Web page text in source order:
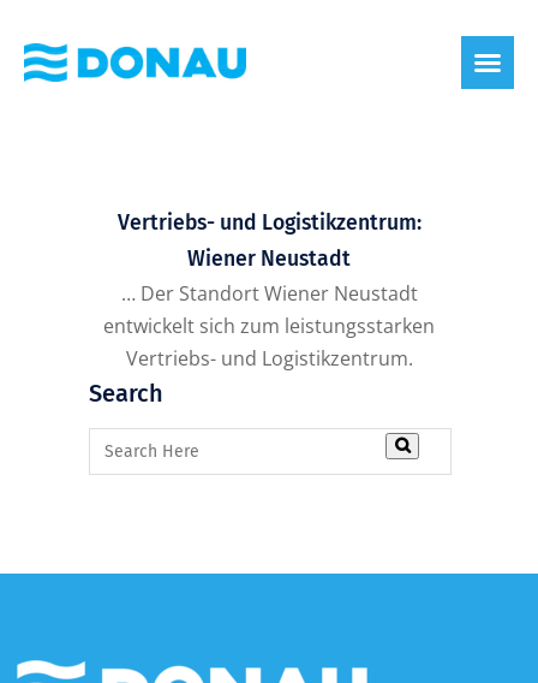
Vertriebs- und Logistikzentrum:
Wiener Neustadt
… Der Standort Wiener Neustadt
entwickelt sich zum leistungsstarken
Vertriebs- und Logistikzentrum.
Search